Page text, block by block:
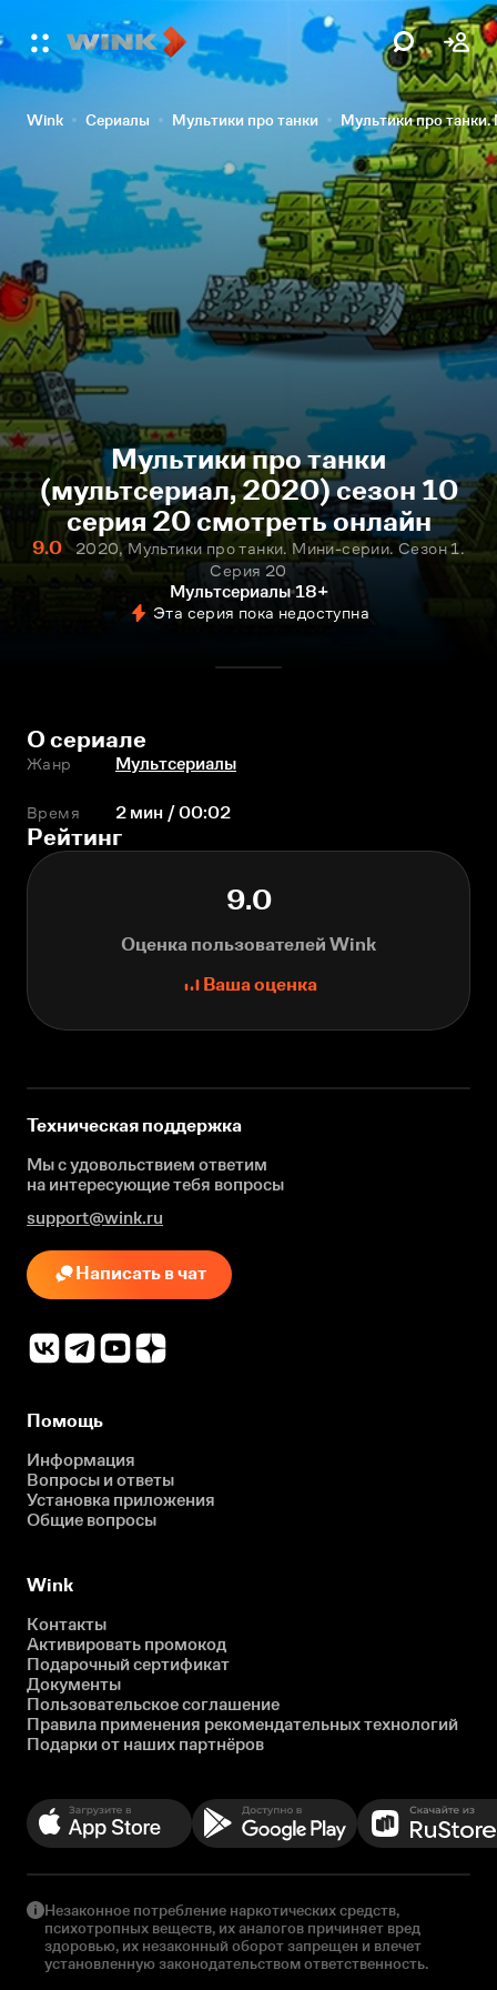
Wink Сериалы Мультики про танки Мультики про
Мультики про танки
(мультсериал, 2020) сезон 10
серия 20 смотреть онлайн
9.0
2020, Мультики про танки. Мини-серии. Сезон 1.
Серия 20
Мультсериалы 18+
Эта серия пока недоступна
О сериале
Жанр Мультсериалы
Время 2 мин / 00:02
Рейтинг
9.0
Оценка пользователей Wink
Ваша оценка
Техническая поддержка
Мы с удовольствием ответим
на интересующиетебя вопросы
support@wink.ru
Написать в чат
Помощь
Информация
Вопросы и ответы
Установка приложения
Общие вопросы
Wink
Контакты
Активировать промокод
Подарочный сертификат
Документы
Пользовательское соглашение
Правила применения рекомендательных технологий
Подарки от наших партнёров
Незаконное потребление наркотических средств,
психотропных веществ, их аналогов причиняет вред
здоровью, их незаконный оборот запрещен и влечет
установленную законодательством ответственность.